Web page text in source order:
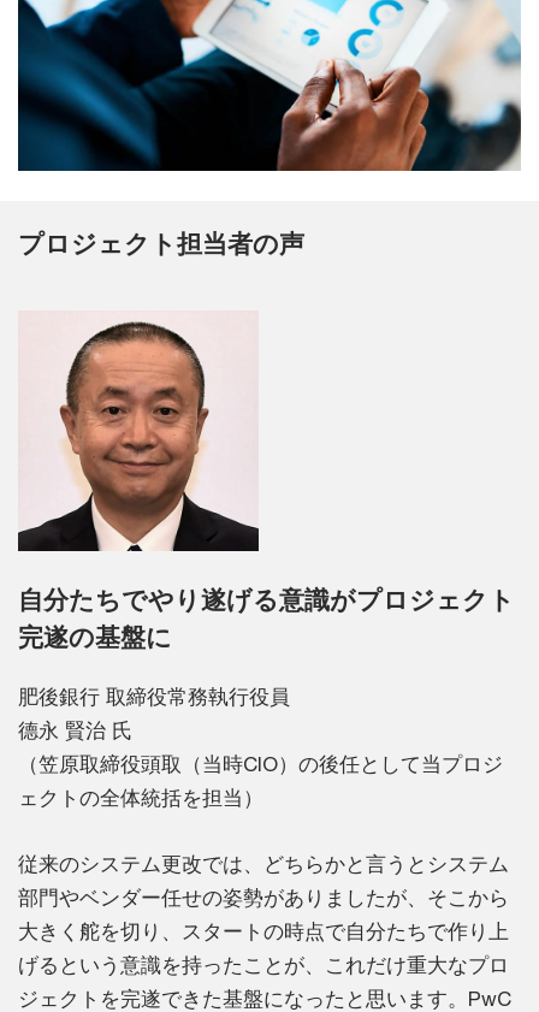
プロジェクト担当者の声
自分たちでやり遂げる意識がプロジェクト
完遂の基盤に
肥後銀行 取締役常務執行役員
德永 賢治 氏
（笠原取締役頭取（当時CIO）の後任として当プロジ
ェクトの全体統括を担当）
従来のシステム更改では、どちらかと言うとシステム
部門やベンダー任せの姿勢がありましたが、そこから
大きく舵を切り、スタートの時点で自分たちで作り上
げるという意識を持ったことが、これだけ重大なプロ
ジェクトを完遂できた基盤になったと思います。PwC